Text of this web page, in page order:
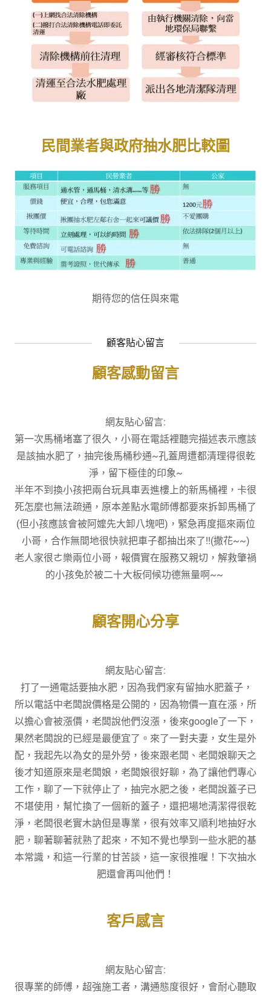
民間業者與政府抽水肥比較圖
期待您的信任與來電
顧客貼心留言
顧客感動留言
網友貼心留言:
第一次馬桶堵塞了很久，小哥在電話裡聽完描述表示應該
是該抽水肥了，抽完後馬桶秒通~孔蓋周遭都清理得很乾
淨，留下極佳的印象~
半年不到換小孩把兩台玩具車丟進樓上的新馬桶裡，卡很
死怎麼也無法疏通，原本差點水電師傅都要來拆卸馬桶了
(但小孩應該會被阿嬤先大卸八塊吧)，緊急再度摳來兩位
小哥，合作無間地很快就把車子都抽出來了!!(撒花~~)
老人家很ㄜ樂兩位小哥，報價實在服務又親切，解救肇禍
的小孩免於被二十大板伺候功德無量啊~~
顧客開心分享
網友貼心留言:
打了一通電話要抽水肥，因為我們家有留抽水肥蓋子，
所以電話中老闆說價格是公開的，因為物價一直在漲，所
以擔心會被漲價，老闆說他們沒漲，後來google了一下，
果然老闆說的已經是最便宜了。來了一對夫妻，女生是外
配，我起先以為女的是外勞，後來跟老闆、老闆娘聊天之
後才知道原來是老闆娘，老闆娘很好聊，為了讓他們專心
工作，聊了一下就停止了，抽完水肥之後，老闆說蓋子已
不堪使用，幫忙換了一個新的蓋子，還把場地清潔得很乾
淨，老闆很老實木訥但是專業，很有效率又順利地抽好水
肥，聊著聊著就熟了起來，不知不覺也學到一些水肥的基
本常識，和這一行業的甘苦談，這一家很推喔！下次抽水
肥還會再叫他們！
客戶感言
網友貼心留言:
很專業的師傅，超強施工者，溝通態度很好，會耐心聽取